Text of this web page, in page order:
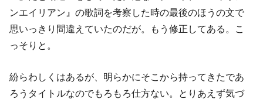
ンエイリアン』の歌詞を考察した時の最後のほうの文で
思いっきり間違えていたのだが。もう修正してある。こ
っそりと。
紛らわしくはあるが、明らかにそこから持ってきたであ
ろうタイトルなのでもろもろ仕方ない。とりあえず気づ